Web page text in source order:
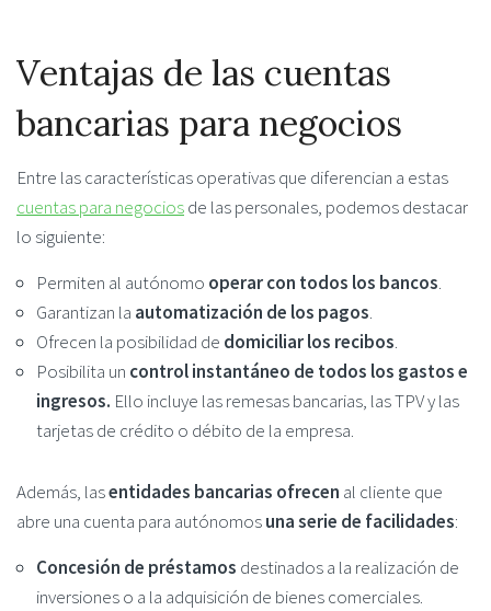
Ventajas de las cuentas
bancarias para negocios
Entre las características operativas que diferencian a estas
cuentas para negociosde las personales, podemos destacar
lo siguiente:
Permiten al autónomo operar con todos los bancos.
Garantizan la automatización de los pagos.
Ofrecen la posibilidad de domiciliar los recibos.
Posibilita un control instantáneo de todos los gastos e
ingresos. Ello incluye las remesas bancarias, las TPV y las
tarjetas de crédito o débito de la empresa.
Además, lasentidades bancarias ofrecen al cliente que
abre una cuenta para autónomosuna serie de facilidades:
Concesión de préstamos destinados a la realización de
inversiones o a la adquisición de bienes comerciales.